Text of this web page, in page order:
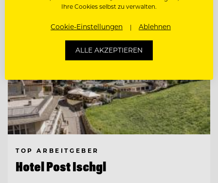
TOP ARBEITGEBER
Hotel Post Ischgl
Ihre Cookies selbst zu verwalten.
Cookie-Einstellungen Ablehnen
ALLE AKZEPTIEREN